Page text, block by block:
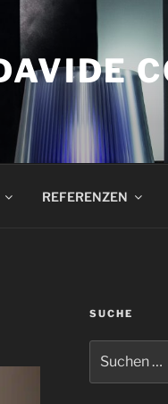
REFERENZEN
SUCHE
nach: